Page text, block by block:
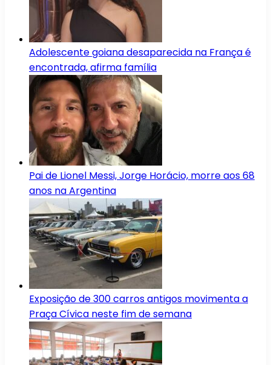
Adolescente goiana desaparecida na França é
encontrada, afirma família
Pai de Lionel Messi, Jorge Horácio, morre aos 68
anos na Argentina
Exposição de 300 carros antigos movimenta a
Praça Cívica neste fim de semana